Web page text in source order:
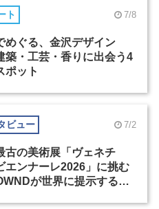
ト 7/8
めぐる、金沢デザイン
築・工芸・香りに出会う4
ポット
ビュー 7/2
古の美術展「ヴェネチ
エンナーレ2026」に挑む
が世界に提示する美